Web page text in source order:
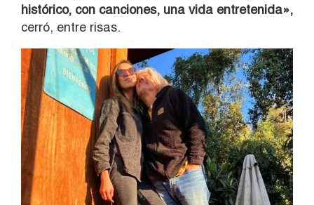
histórico, con canciones, una vida entretenida»,
cerró, entre risas.